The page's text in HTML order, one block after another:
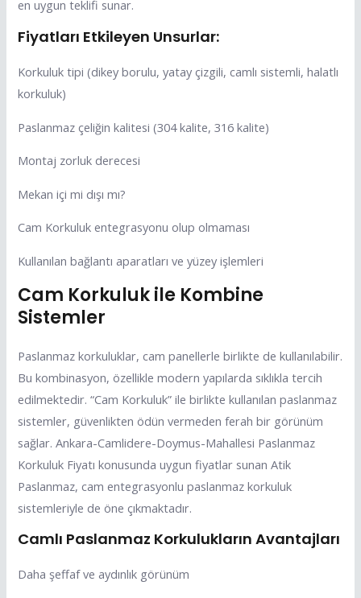
en uygun teklifi sunar.
Fiyatları Etkileyen Unsurlar:
Korkuluk tipi (dikey borulu, yatay çizgili, camlı sistemli, halatlı
korkuluk)
Paslanmaz çeliğin kalitesi (304 kalite, 316 kalite)
Montaj zorluk derecesi
Mekan içi mi dışı mı?
Cam Korkuluk entegrasyonu olup olmaması
Kullanılan bağlantı aparatları ve yüzey işlemleri
Cam Korkuluk ile Kombine
Sistemler
Paslanmaz korkuluklar, cam panellerle birlikte de kullanılabilir.
Bu kombinasyon, özellikle modern yapılarda sıklıkla tercih
edilmektedir. “Cam Korkuluk” ile birlikte kullanılan paslanmaz
sistemler, güvenlikten ödün vermeden ferah bir görünüm
sağlar. Ankara-Camlidere-Doymus-Mahallesi Paslanmaz
Korkuluk Fiyatı konusunda uygun fiyatlar sunan Atik
Paslanmaz, cam entegrasyonlu paslanmaz korkuluk
sistemleriyle de öne çıkmaktadır.
Camlı Paslanmaz Korkulukların Avantajları
Daha şeffaf ve aydınlık görünüm